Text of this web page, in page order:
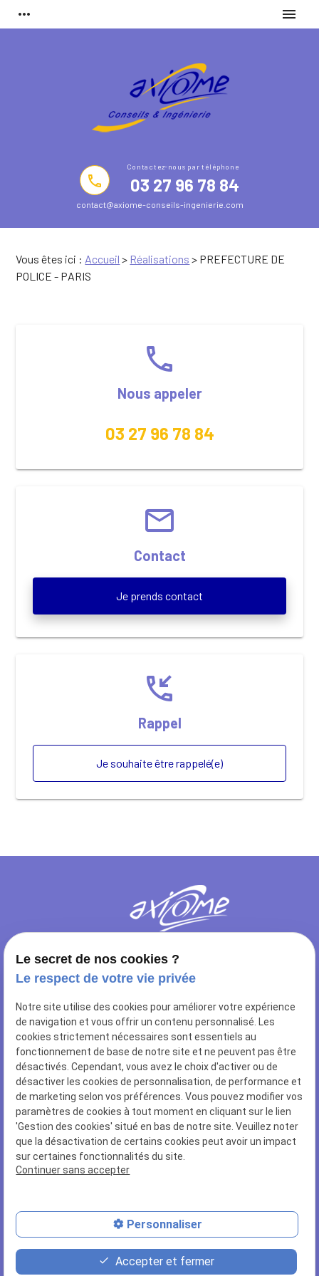
more_horiz menu
phone 03 27 96 78 84
contact@axiome-conseils-ingenierie.com
Vous êtes ici : Accueil > Réalisations > PREFECTURE DE
POLICE - PARIS
phone
Nous appeler
03 27 96 78 84
email
Contact
Je prends contact
phone_callback
Rappel
Je souhaite être rappelé(e)
NOUS RETROUVER
10 rue de Sailly
62112 CORBEHEM
NOUS CONTACTER
03 27 96 78 84
NUMÉRO SIRET
44502466400028
LIENS UTILES
Mentions légales
Politique de confidentialité
Gestion des cookies
Le secret de nos cookies ?
Le respect de votre vie privée
Notre site utilise des cookies pour améliorer votre expérience
de navigation et vous offrir un contenu personnalisé. Les
cookies strictement nécessaires sont essentiels au
fonctionnement de base de notre site et ne peuvent pas être
désactivés. Cependant, vous avez le choix d'activer ou de
désactiver les cookies de personnalisation, de performance et
de marketing selon vos préférences. Vous pouvez modifier vos
paramètres de cookies à tout moment en cliquant sur le lien
'Gestion des cookies' situé en bas de notre site. Veuillez noter
que la désactivation de certains cookies peut avoir un impact
sur certaines fonctionnalités du site.
Continuer sans accepter
Personnaliser
Accepter et fermer